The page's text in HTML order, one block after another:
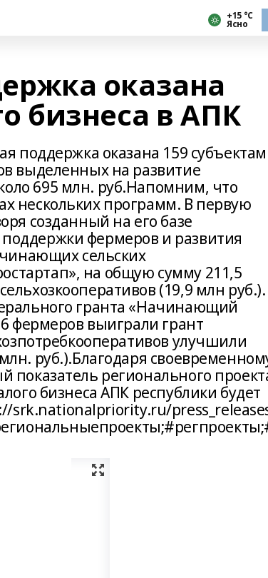
+15 °С
Ясно
оказана
бизнеса в АПК
поддержка оказана 159 субъектам
выделенных на развитие
695 млн. руб.Напомним, что
нескольких программ. В первую
созданный на его базе
фермеров и развития
сельских
на общую сумму 211,5
(19,9 млн руб.).
гранта «Начинающий
фермеров выиграли грант
улучшили
руб.).Благодаря
показатель регионального
бизнеса АПК республики будет
srk.nationalpriority.ru/